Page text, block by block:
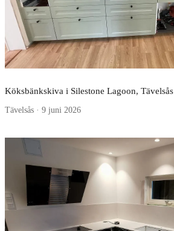
Köksbänkskiva i Silestone Lagoon, Tävelsås
Tävelsås · 9 juni 2026